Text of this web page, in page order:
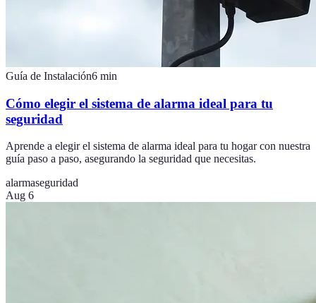
Guía de Instalación6 min
Cómo elegir el sistema de alarma ideal para tu
seguridad
Aprende a elegir el sistema de alarma ideal para tu hogar con nuestra
guía paso a paso, asegurando la seguridad que necesitas.
alarmaseguridad
Aug 6